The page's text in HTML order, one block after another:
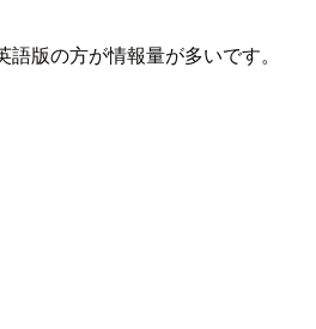
版の方が情報量が多いです。